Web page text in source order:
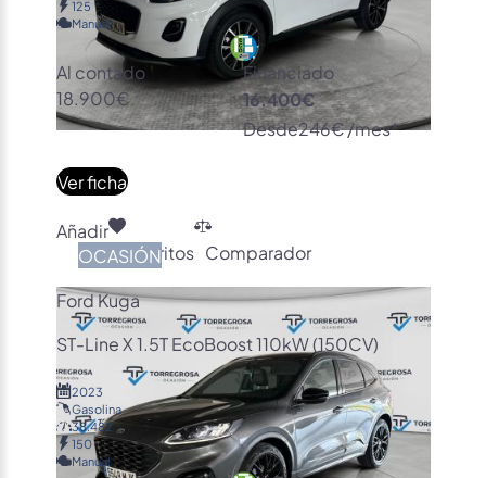
125
Manual
Al contado
18.900€
Financiado
16.400€
Desde246€ /mes*
Ver ficha
Añadir
Favoritos Comparador
OCASIÓN
Ford Kuga
ST-Line X 1.5T EcoBoost 110kW (150CV)
2023
Gasolina
38.482
150
Manual